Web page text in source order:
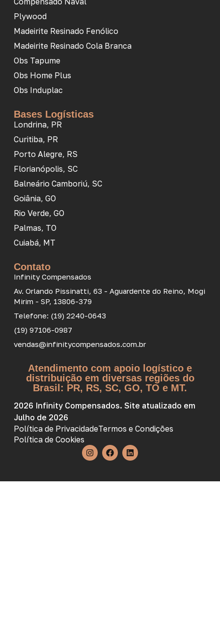
Plywood
Madeirite Resinado Fenólico
Madeirite Resinado Cola Branca
Obs Tapume
Obs Home Plus
Obs Induplac
Bases Logísticas
Londrina, PR
Curitiba, PR
Porto Alegre, RS
Florianópolis, SC
Balneário Camboriú, SC
Goiânia, GO
Rio Verde, GO
Palmas, TO
Cuiabá, MT
Contato
Infinity Compensados
Av. Orlando Pissinatti, 63 - Aguardente do Reino, Mogi
Mirim - SP, 13806-379
Telefone: (19) 2240-0643
(19) 97106-0987
vendas@infinitycompensados.com.br
Atendimento com apoio logístico e
distribuição em diversas regiões do
Brasil: PR, RS, SC, GO, TO e MT.
2026 Infinity Compensados. Site atualizado em
Julho de 2026
Política de PrivacidadeTermos e Condições
Política de Cookies